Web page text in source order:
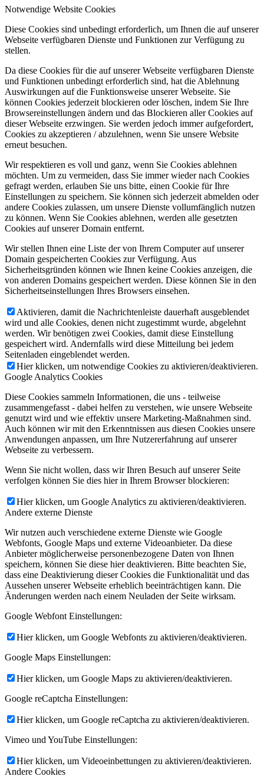
Notwendige Website Cookies
Diese Cookies sind unbedingt erforderlich, um Ihnen die auf unserer
Webseite verfügbaren Dienste und Funktionen zur Verfügung zu
stellen.
Da diese Cookies für die auf unserer Webseite verfügbaren Dienste
und Funktionen unbedingt erforderlich sind, hat die Ablehnung
Auswirkungen auf die Funktionsweise unserer Webseite. Sie
können Cookies jederzeit blockieren oder löschen, indem Sie Ihre
Browsereinstellungen ändern und das Blockieren aller Cookies auf
dieser Webseite erzwingen. Sie werden jedoch immer aufgefordert,
Cookies zu akzeptieren / abzulehnen, wenn Sie unsere Website
erneut besuchen.
Wir respektieren es voll und ganz, wenn Sie Cookies ablehnen
möchten. Um zu vermeiden, dass Sie immer wieder nach Cookies
gefragt werden, erlauben Sie uns bitte, einen Cookie für Ihre
Einstellungen zu speichern. Sie können sich jederzeit abmelden oder
andere Cookies zulassen, um unsere Dienste vollumfänglich nutzen
zu können. Wenn Sie Cookies ablehnen, werden alle gesetzten
Cookies auf unserer Domain entfernt.
Wir stellen Ihnen eine Liste der von Ihrem Computer auf unserer
Domain gespeicherten Cookies zur Verfügung. Aus
Sicherheitsgründen können wie Ihnen keine Cookies anzeigen, die
von anderen Domains gespeichert werden. Diese können Sie in den
Sicherheitseinstellungen Ihres Browsers einsehen.
Aktivieren, damit die Nachrichtenleiste dauerhaft ausgeblendet
wird und alle Cookies, denen nicht zugestimmt wurde, abgelehnt
werden. Wir benötigen zwei Cookies, damit diese Einstellung
gespeichert wird. Andernfalls wird diese Mitteilung bei jedem
Seitenladen eingeblendet werden.
Hier klicken, um notwendige Cookies zu aktivieren/deaktivieren.
Google Analytics Cookies
Diese Cookies sammeln Informationen, die uns - teilweise
zusammengefasst - dabei helfen zu verstehen, wie unsere Webseite
genutzt wird und wie effektiv unsere Marketing-Maßnahmen sind.
Auch können wir mit den Erkenntnissen aus diesen Cookies unsere
Anwendungen anpassen, um Ihre Nutzererfahrung auf unserer
Webseite zu verbessern.
Wenn Sie nicht wollen, dass wir Ihren Besuch auf unserer Seite
verfolgen können Sie dies hier in Ihrem Browser blockieren:
Hier klicken, um Google Analytics zu aktivieren/deaktivieren.
Andere externe Dienste
Wir nutzen auch verschiedene externe Dienste wie Google
Webfonts, Google Maps und externe Videoanbieter. Da diese
Anbieter möglicherweise personenbezogene Daten von Ihnen
speichern, können Sie diese hier deaktivieren. Bitte beachten Sie,
dass eine Deaktivierung dieser Cookies die Funktionalität und das
Aussehen unserer Webseite erheblich beeinträchtigen kann. Die
Änderungen werden nach einem Neuladen der Seite wirksam.
Google Webfont Einstellungen:
Hier klicken, um Google Webfonts zu aktivieren/deaktivieren.
Google Maps Einstellungen:
Hier klicken, um Google Maps zu aktivieren/deaktivieren.
Google reCaptcha Einstellungen:
Hier klicken, um Google reCaptcha zu aktivieren/deaktivieren.
Vimeo und YouTube Einstellungen:
Hier klicken, um Videoeinbettungen zu aktivieren/deaktivieren.
Andere Cookies